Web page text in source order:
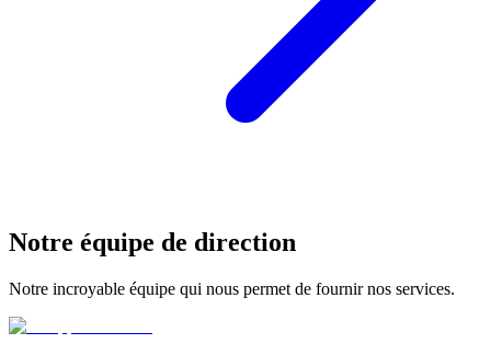
Notre équipe de direction
Notre incroyable équipe qui nous permet de fournir nos services.